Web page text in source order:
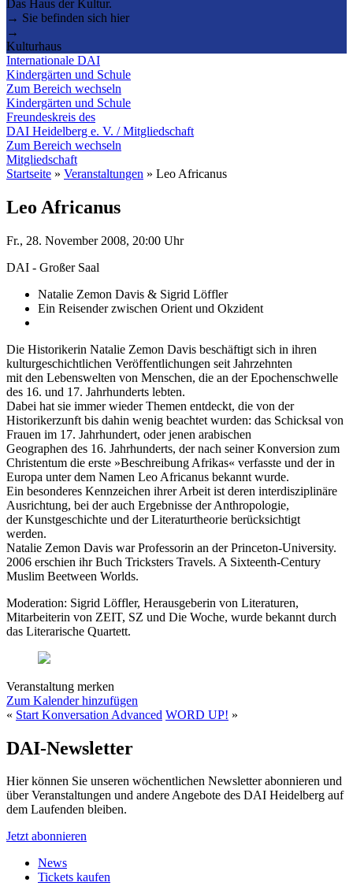
Das Haus der Kultur.
→ Sie befinden sich hier
→
Kulturhaus
Internationale DAI
Kindergärten und Schule
Zum Bereich wechseln
Kindergärten und Schule
Freundeskreis des
DAI Heidelberg e. V. / Mitgliedschaft
Zum Bereich wechseln
Mitgliedschaft
Startseite » Veranstaltungen » Leo Africanus
Leo Africanus
Fr., 28. November 2008, 20:00 Uhr
DAI - Großer Saal
Natalie Zemon Davis & Sigrid Löffler
Ein Reisender zwischen Orient und Okzident
Die Historikerin Natalie Zemon Davis beschäftigt sich in ihren
kulturgeschichtlichen Veröffentlichungen seit Jahrzehnten
mit den Lebenswelten von Menschen, die an der Epochenschwelle
des 16. und 17. Jahrhunderts lebten.
Dabei hat sie immer wieder Themen entdeckt, die von der
Historikerzunft bis dahin wenig beachtet wurden: das Schicksal von
Frauen im 17. Jahrhundert, oder jenen arabischen
Geographen des 16. Jahrhunderts, der nach seiner Konversion zum
Christentum die erste »Beschreibung Afrikas« verfasste und der in
Europa unter dem Namen Leo Africanus bekannt wurde.
Ein besonderes Kennzeichen ihrer Arbeit ist deren interdisziplinäre
Ausrichtung, bei der auch Ergebnisse der Anthropologie,
der Kunstgeschichte und der Literaturtheorie berücksichtigt
werden.
Natalie Zemon Davis war Professorin an der Princeton-University.
2006 erschien ihr Buch Tricksters Travels. A Sixteenth-Century
Muslim Beetween Worlds.
Moderation: Sigrid Löffler, Herausgeberin von Literaturen,
Mitarbeiterin von ZEIT, SZ und Die Woche, wurde bekannt durch
das Literarische Quartett.
Veranstaltung merken
Zum Kalender hinzufügen
« Start Konversation Advanced WORD UP! »
DAI-Newsletter
Hier können Sie unseren wöchentlichen Newsletter abonnieren und
über Veranstaltungen und andere Angebote des DAI Heidelberg auf
dem Laufenden bleiben.
Jetzt abonnieren
News
Tickets kaufen